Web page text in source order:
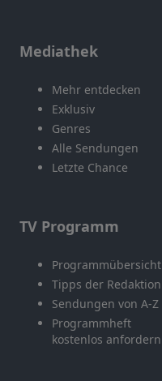
Mediathek
Mehr entdecken
Exklusiv
Genres
Alle Sendungen
Letzte Chance
TV Programm
Programmübersicht
Tipps der Redaktion
Sendungen von A-Z
Programmheft
kostenlos anfordern